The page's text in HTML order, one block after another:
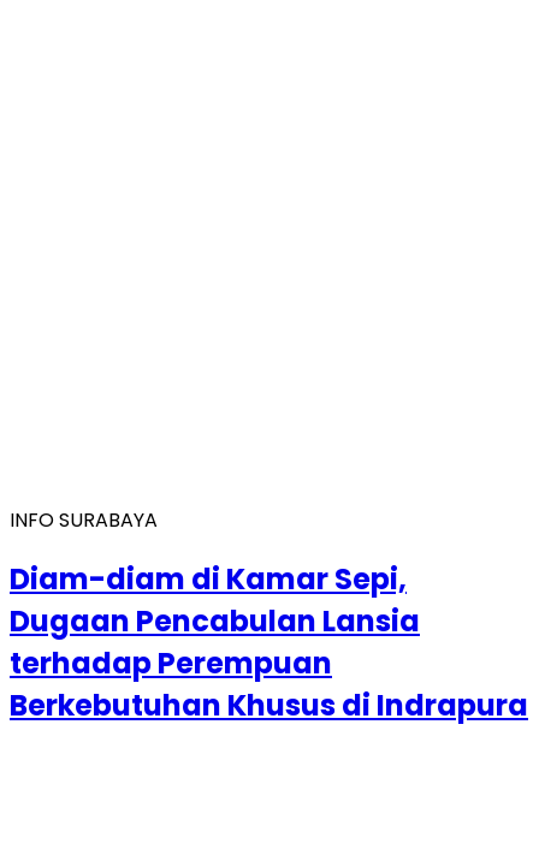
INFO SURABAYA
Diam-diam di Kamar Sepi,
Dugaan Pencabulan Lansia
terhadap Perempuan
Berkebutuhan Khusus di Indrapura